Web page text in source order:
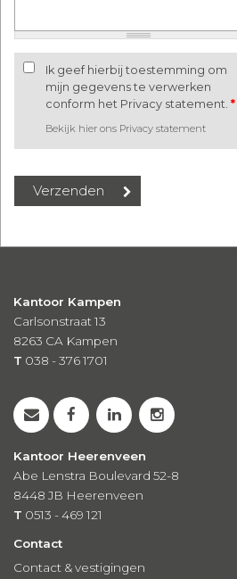
Ik geef hierbij toestemming om
mijn gegevens te verwerken
conform het Privacy statement. *
Bekijk hier ons Privacy statement
Kantoor Kampen
Carlsonstraat 13
8263 CA Kampen
T 038 - 376 1701
Kantoor Heerenveen
Abe Lenstra Boulevard 52-8
8448 JB Heerenveen
T 0513 - 469 121
Contact
Contact & vestigingen